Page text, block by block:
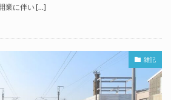
業に伴い […]
雑記